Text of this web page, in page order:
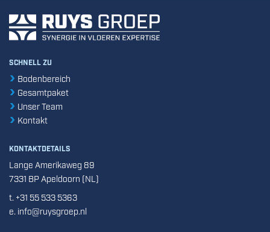
SCHNELL ZU
Bodenbereich
Gesamtpaket
Unser Team
Kontakt
KONTAKTDETAILS
Lange Amerikaweg 89
7331 BP Apeldoorn (NL)
t. +31 55 533 5363
e. info@ruysgroep.nl